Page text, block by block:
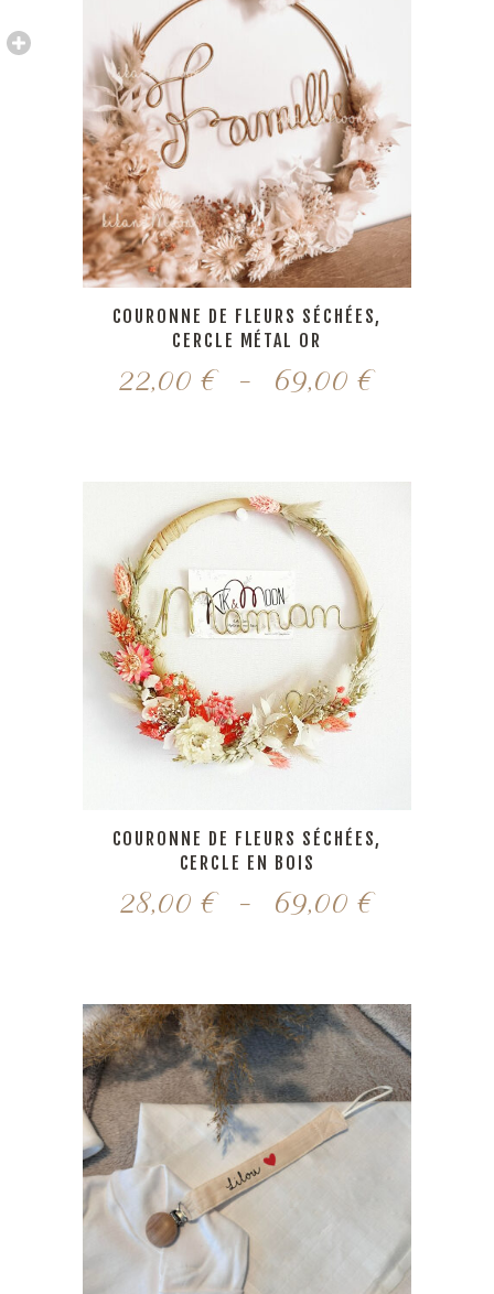
COURONNE DE FLEURS SÉCHÉES,
CERCLE MÉTAL OR
22,00 € – 69,00 €Plage
22,00 €
COURONNE DE FLEURS SÉCHÉES,
CERCLE EN BOIS
28,00 € – 69,00 €Plage
28,00 €
à
69,00 €